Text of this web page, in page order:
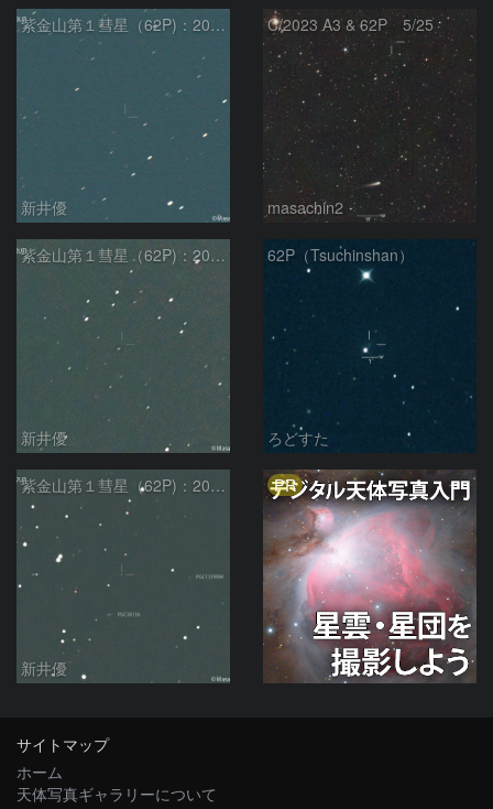
紫金山第１彗星（62P)：2024/06/05
新井優
C/2023 A3 & 62P 5/25
masachin2
紫金山第１彗星（62P)：2024/05/11
新井優
62P（Tsuchinshan）
ろどすた
紫金山第１彗星（62P)：2024/04/25
新井優
PR
サイトマップ
ホーム
天体写真ギャラリーについて